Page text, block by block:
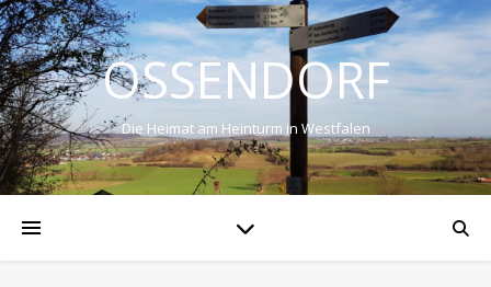
OSSENDORF
Die Heimat am Heinturm in Westfalen